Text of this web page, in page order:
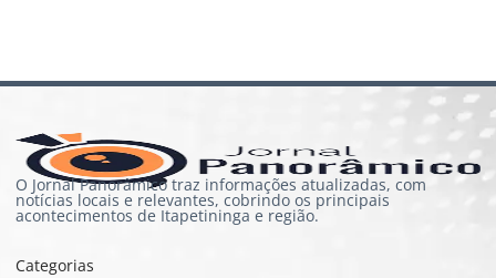
O Jornal Panorâmico traz informações atualizadas, com
notícias locais e relevantes, cobrindo os principais
acontecimentos de Itapetininga e região.
Categorias